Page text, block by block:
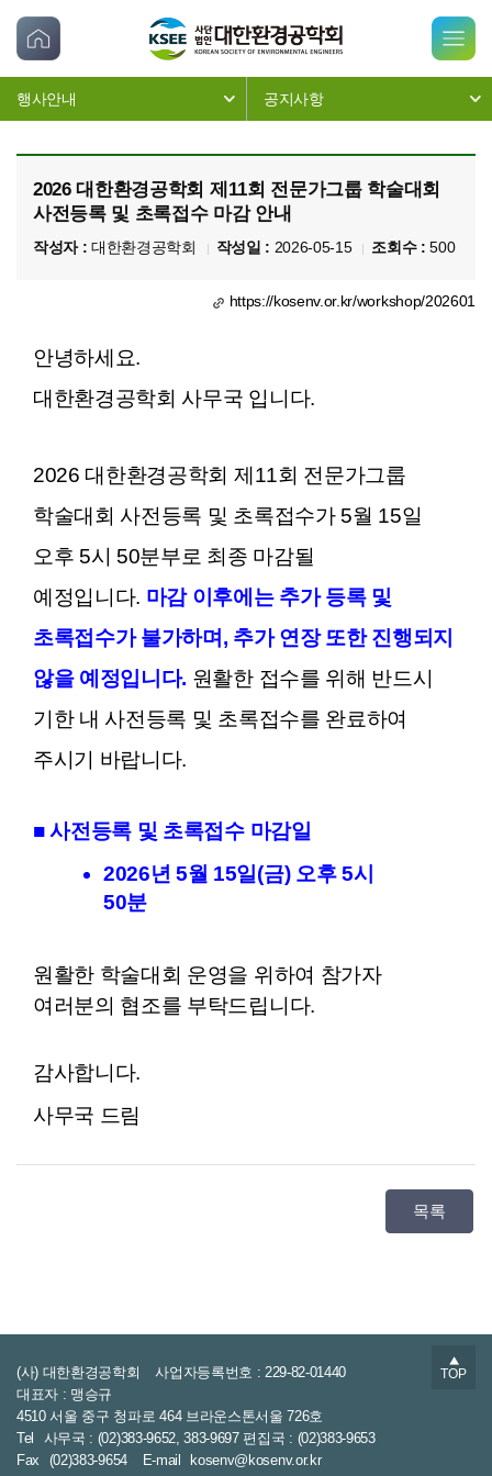
행사안내 공지사항
2026 대한환경공학회 제11회 전문가그룹 학술대회
사전등록 및 초록접수 마감 안내
작성자 :대한환경공학회 작성일 : 2026-05-15 조회수 :500
https://kosenv.or.kr/workshop/202601
안녕하세요.
대한환경공학회 사무국 입니다.
2026 대한환경공학회 제11회 전문가그룹
학술대회 사전등록 및 초록접수가 5월 15일
오후 5시 50분부로 최종 마감될
예정입니다. 마감 이후에는 추가 등록 및
초록접수가 불가하며, 추가 연장 또한 진행되지
않을 예정입니다. 원활한 접수를 위해 반드시
기한 내 사전등록 및 초록접수를 완료하여
주시기 바랍니다.
■ 사전등록 및 초록접수 마감일
2026년 5월 15일(금) 오후 5시
50분
원활한 학술대회 운영을 위하여 참가자
여러분의 협조를 부탁드립니다.
감사합니다.
사무국 드림
목록
(사) 대한환경공학회
사업자등록번호 : 229-82-01440
대표자 : 맹승규
4510 서울 중구 청파로 464 브라운스톤서울 726호
Tel
사무국 : (02)383-9652, 383-9697 편집국 : (02)383-9653
Fax
(02)383-9654 E-mail kosenv@kosenv.or.kr
▲
TOP